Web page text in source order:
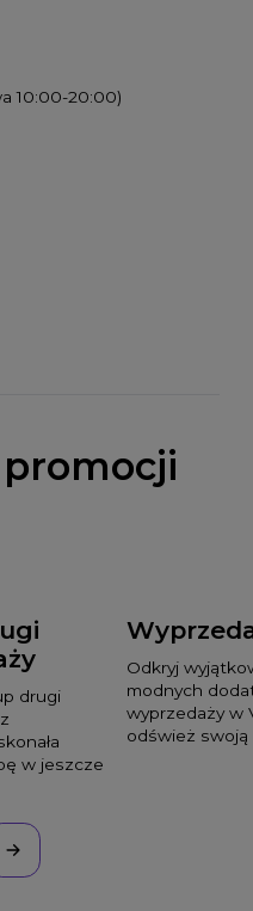
10:00-20:00)
drugi
w jeszcze
Odkryj
modnych
wyprzedaży w
odśwież swoją